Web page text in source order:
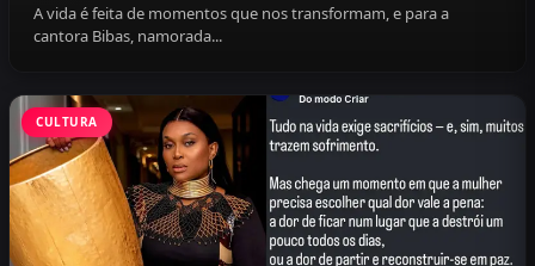
A vida é feita de momentos que nos transformam, e para a
cantora Bibas, namorada...
CULTURA